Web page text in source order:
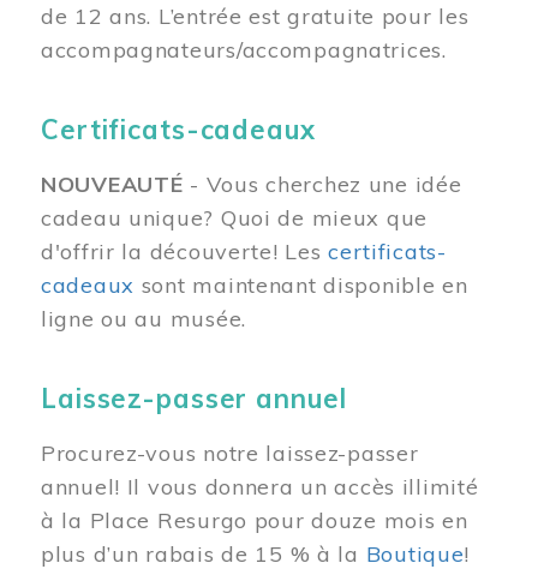
de 12 ans. L’entrée est gratuite pour les
accompagnateurs/accompagnatrices.
Certificats-cadeaux
NOUVEAUTÉ - Vous cherchez une idée
cadeau unique? Quoi de mieux que
d'offrir la découverte! Lescertificats-
cadeaux sont maintenant disponible en
ligne ou au musée.
Laissez-passer annuel
Procurez-vous notre laissez-passer
annuel! Il vous donnera un accès illimité
à la Place Resurgo pour douze mois en
plus d’un rabais de 15 % à la Boutique!